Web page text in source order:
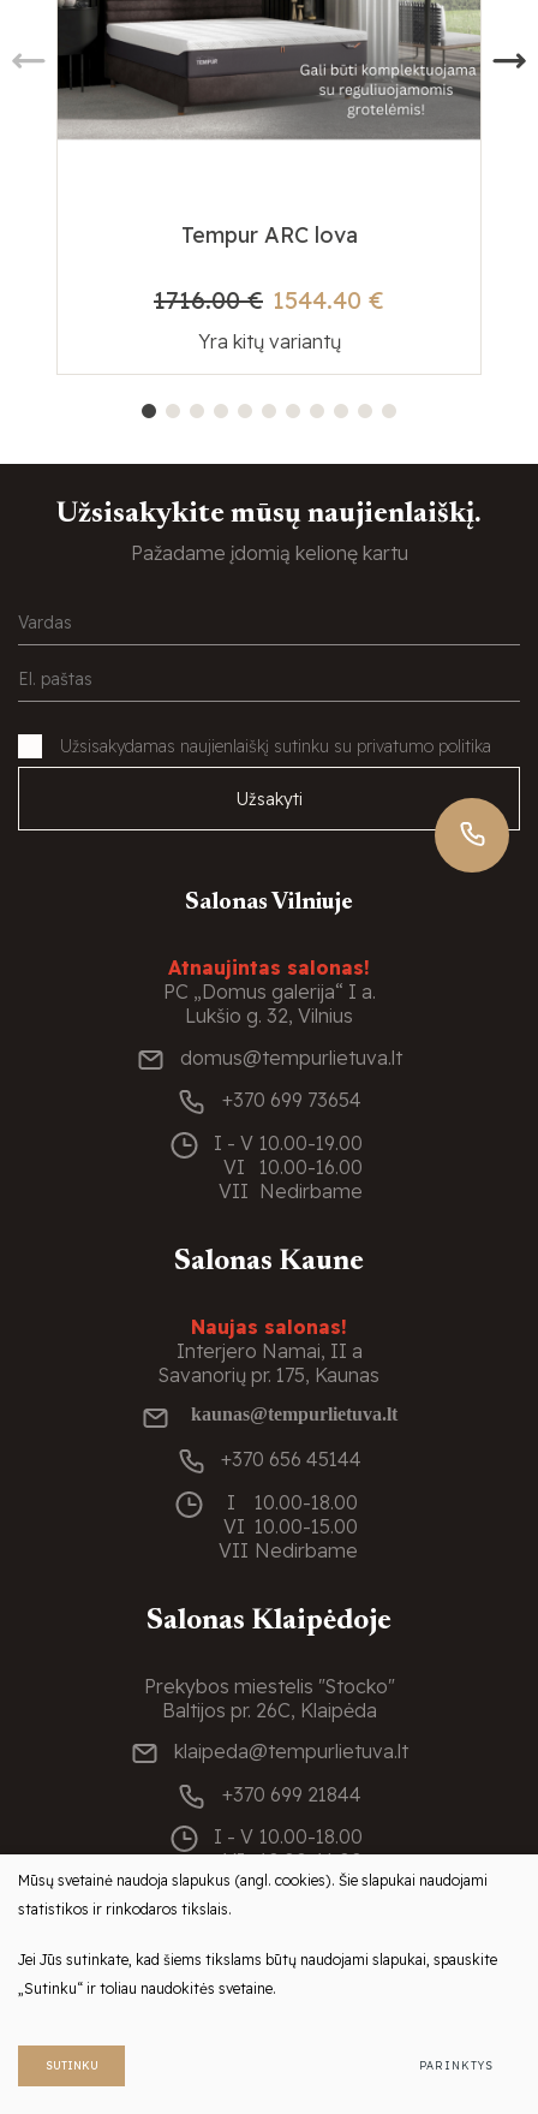
Tempur ARC lova
1544.40 €
1716.00 €
Yra kitų variantų
Užsisakykite mūsų naujienlaiškį.
Pažadame įdomią kelionę kartu
Užsisakydamas naujienlaiškį sutinku su privatumo politika
Užsakyti
Salonas Vilniuje
Atnaujintas salonas!
PC „Domus galerija“ I a.
Lukšio g. 32, Vilnius
domus@tempurlietuva.lt
+370 699 73654
I - V 10.00-19.00
VI
10.00-16.00
VII Nedirbame
Salonas Kaune
Naujas salonas!
Interjero Namai, II a
Savanorių pr. 175, Kaunas
kaunas@tempurlietuva.lt
+370 656 45144
I
10.00-18.00
VI 10.00-15.00
VII Nedirbame
Salonas Klaipėdoje
Prekybos miestelis "Stocko"
Baltijos pr. 26C, Klaipėda
klaipeda@tempurlietuva.lt
+370 699 21844
I - V 10.00-18.00
VI
10.00-16.00
VII Nedirbame
Mūsų svetainė naudoja slapukus (angl. cookies). Šie slapukai naudojami
statistikos ir rinkodaros tikslais.
Jei Jūs sutinkate, kad šiems tikslams būtų naudojami slapukai, spauskite
„Sutinku“ ir toliau naudokitės svetaine.
SUTINKU PARINKTYS